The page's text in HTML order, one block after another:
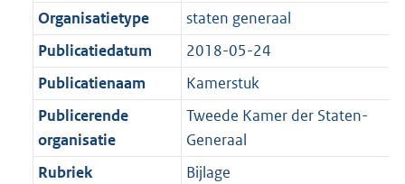
o
r
m
a
a
t
t
e
:
1
K
b
t
t
e
:
1
K
b
Organisatietype
staten generaal
Publicatiedatum
2018-05-24
Publicatienaam
Kamerstuk
Publicerende
organisatie
Tweede Kamer der Staten-
Generaal
Rubriek
Bijlage